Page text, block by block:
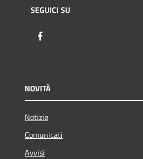
SEGUICI SU
NOVITÀ
Notizie
Comunicati
Avvisi